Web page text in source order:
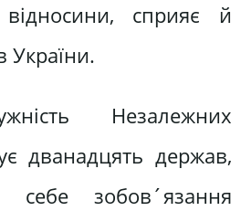
відносини, сприяє й
України.
Незалежних
дванадцять держав,
зобов´язання